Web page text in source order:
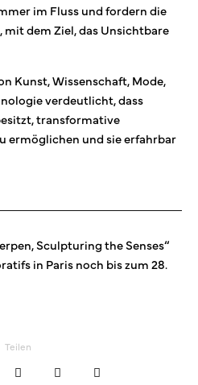
im Fluss und fordern die
mit dem Ziel, das Unsichtbare
Kunst, Wissenschaft, Mode,
verdeutlicht, dass
transformative
ermöglichen und sie erfahrbar
Sculpturing the Senses“
in Paris noch bis zum 28.
Teilen